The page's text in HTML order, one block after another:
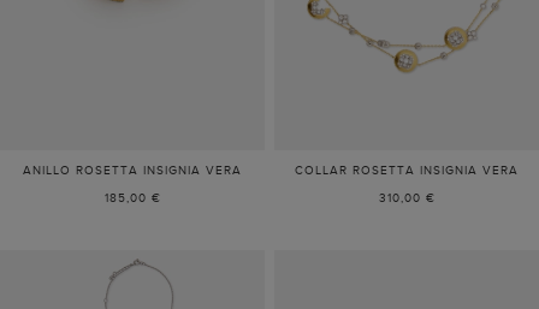
ANILLO ROSETTA INSIGNIA VERA
185,00 €
COLLAR ROSETTA INSIGNIA VERA
310,00 €